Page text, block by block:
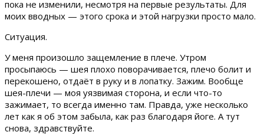
пока не изменили, несмотря на первые результаты. Для
моих вводных — этого срока и этой нагрузки просто мало.
Ситуация.
У меня произошло защемление в плече. Утром
просыпаюсь — шея плохо поворачивается, плечо болит и
перекошено, отдаёт в руку и в лопатку. Зажим. Вообще
шея-плечи — моя уязвимая сторона, и если что-то
зажимает, то всегда именно там. Правда, уже несколько
лет как я об этом забыла, как раз благодаря йоге. А тут
снова, здравствуйте.